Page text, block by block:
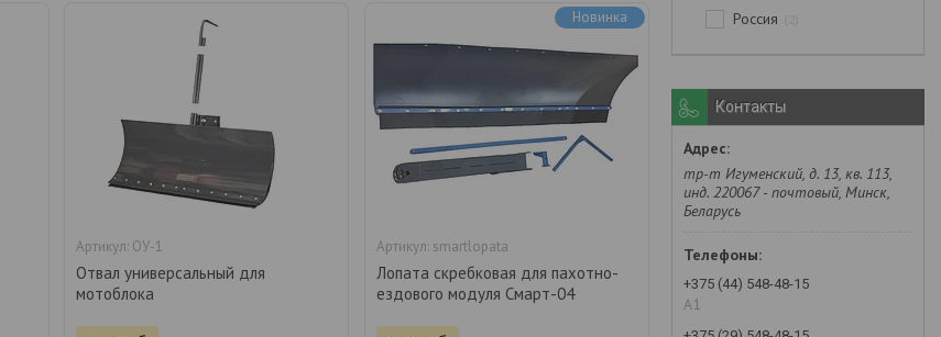
ОУ-1
Отвал универсальный для
мотоблока
Новинка
smartlopata
Лопата скребковая для пахотно-
ездового модуля Смарт-04
Россия
Контакты
тр-т Игуменский, д. 13, кв. 113,
инд. 220067 - почтовый, Минск,
Беларусь
+375 (44) 548-48-15
А1